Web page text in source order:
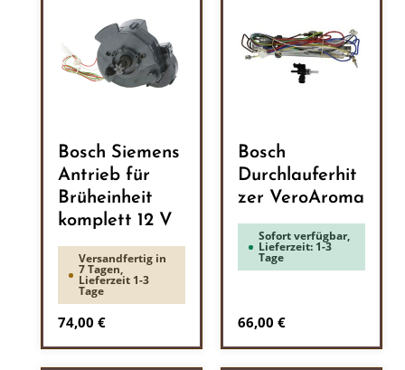
Bosch Siemens
Antrieb für
Brüheinheit
komplett 12 V
Versandfertig in
7 Tagen,
Lieferzeit 1-3
Tage
Regulärer Preis:
74,00 €
Bosch
Durchlauferhit
zer VeroAroma
Sofort verfügbar,
Lieferzeit: 1-3
Tage
Regulärer Preis:
66,00 €